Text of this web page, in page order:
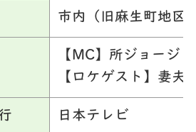
市内（旧麻生町地区
【MC】所ジョージ
【ロケゲスト】妻夫
日本テレビ